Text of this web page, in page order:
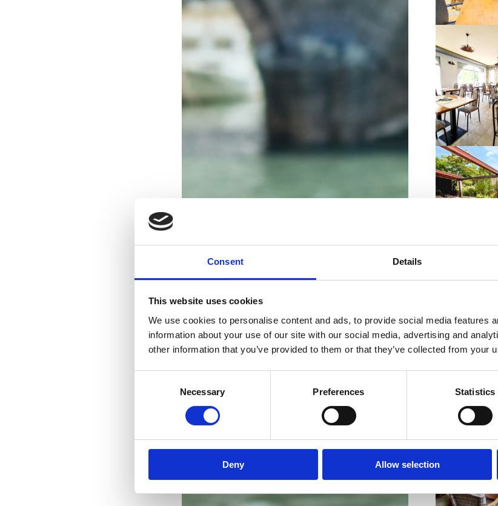
Consent Details
This website uses cookies
We use cookies to personalise content and ads, to provide social media features
information about your use of our site with our social media, advertising and
other information that you’ve provided to them or that they’ve collected from your
Necessary Preferences Statistics
Deny Allow selection
VIŠE INFORMACIJA
VIŠE INFORMACIJA